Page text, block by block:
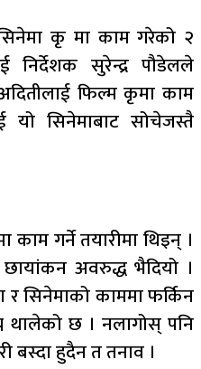
कृ मा काम गरेको २
सुरेन्द्र पौडेलले
फिल्म कृमा काम
सिनेमाबाट सोचेजस्तै
काम गर्ने तयारीमा थिइन् ।
अवरुद्ध भैदियो ।
सिनेमाको काममा फर्किन
थालेको छ । नलागोस् पनि
बस्दा हुदैन त तनाव ।